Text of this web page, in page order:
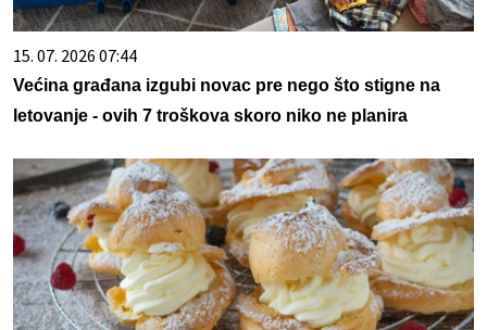
15. 07. 2026 07:44
Većina građana izgubi novac pre nego što stigne na
letovanje - ovih 7 troškova skoro niko ne planira